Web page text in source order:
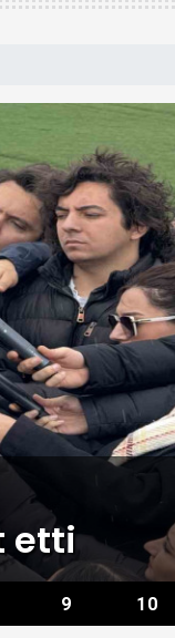
etti
9 10